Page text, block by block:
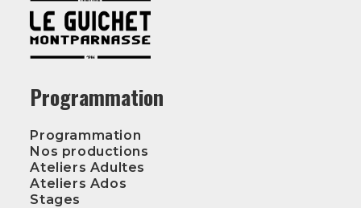
Programmation
Programmation
Nos productions
Ateliers Adultes
Ateliers Ados
Stages